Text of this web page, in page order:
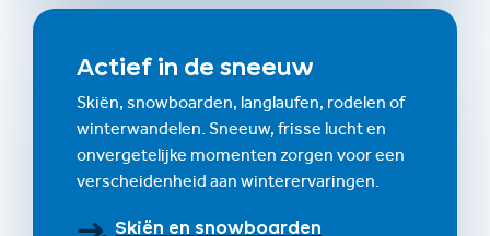
Actief in de sneeuw
Skiën, snowboarden, langlaufen, rodelen of
winterwandelen. Sneeuw, frisse lucht en
onvergetelijke momenten zorgen voor een
verscheidenheid aan winterervaringen.
Skiën en snowboarden